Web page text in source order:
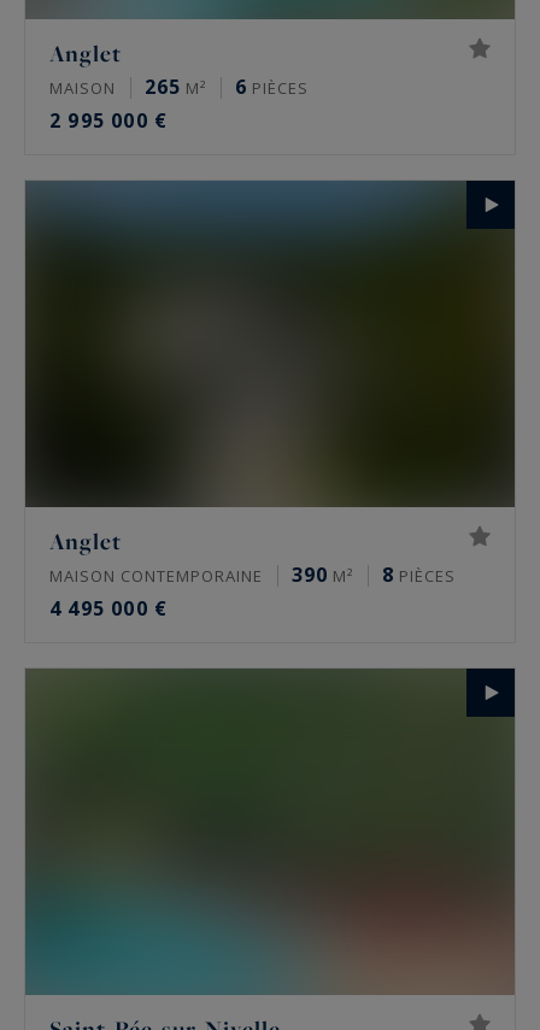
Anglet
MAISON 265 M² 6 PIÈCES
2 995 000 €
Anglet
MAISON CONTEMPORAINE 390 M² 8 PIÈCES
4 495 000 €